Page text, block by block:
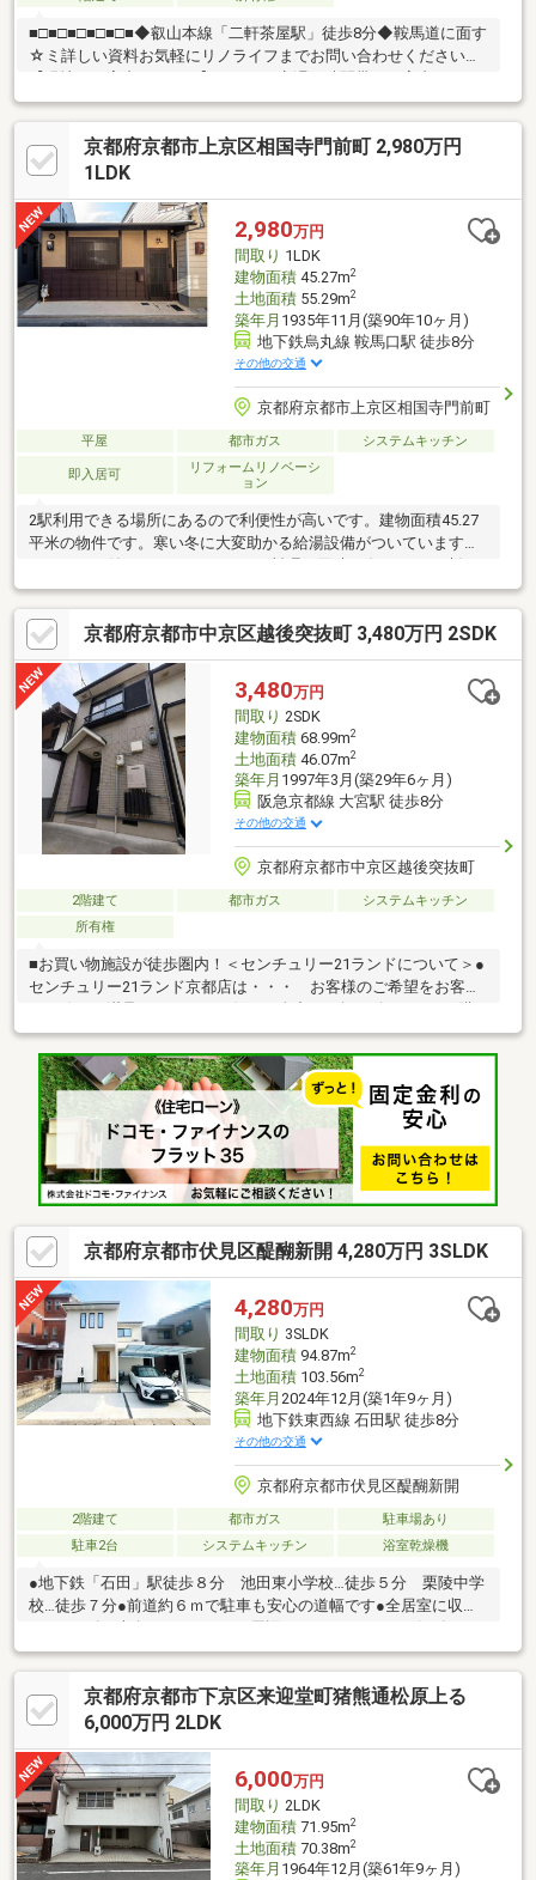
■□■□■□■□■□■◆叡山本線「二軒茶屋駅」徒歩8分◆鞍馬道に面す
☆ミ詳しい資料お気軽にリノライフまでお問い合わせください
能・ご自宅や最寄り駅などご指定の場所まで送迎します・経験豊
富なスタッフが物件詳細を丁寧にご説明いたします・◆頭金０
円、フルローン可！住宅ローンアドバイザーがしっかりサポート
いたします☆ご予約・物件詳細のお問合せ先☆センチュリー２１
学校…徒歩24分（約1926ｍ）
京都府京都市上京区相国寺門前町 2,980万円
1LDK
2,980万円
間取り 1LDK
建物面積45.27m2
土地面積55.29m2
築年月 1935年11月(築90年10ヶ月)
地下鉄烏丸線 鞍馬口駅 徒歩8分
その他の交通
京都府京都市上京区相国寺門前町
平屋 都市ガス システムキッチン
即入居可
リフォームリノベーシ
ョン
2駅利用できる場所にあるので利便性が高いです。建物面積45.27
平米の物件です。寒い冬に大変助かる給湯設備がついています。3
つながります。大事な判断基準でもある購入価格が、2980万円の
物件です。使いやすくおしゃれでニーズの高いシステムキッチン
付きの物件です。広めの1LDKの物件で、ゆったり暮らせる嬉しい
物件です。
京都府京都市中京区越後突抜町 3,480万円 2SDK
3,480万円
間取り 2SDK
建物面積68.99m2
土地面積46.07m2
築年月 1997年3月(築29年6ヶ月)
阪急京都線 大宮駅 徒歩8分
その他の交通
京都府京都市中京区越後突抜町
2階建て 都市ガス
システムキッチン
所有権
■お買い物施設が徒歩圏内！＜センチュリー21ランドについて＞●
センチュリー21ランド京都店は・・・ お客様のご希望をお客様
入・売却・ローンのご相談など、些細なことでもお気軽にご相談
下さいませ！●リフォームのご相談も承っております。○京阪鴨東
線 「出町柳」駅 徒歩約6分○京都市営地下鉄烏丸線 「今出川」駅
徒歩約10分○営業時間：10：00～20：00（火曜日・水曜日定休日
※祝日は営業）事前にご連絡いただけますと、スムーズにご案内
が可能です。ご連絡お待ちしております！
京都府京都市伏見区醍醐新開 4,280万円 3SLDK
4,280万円
間取り 3SLDK
建物面積94.87m2
土地面積103.56m2
築年月 2024年12月(築1年9ヶ月)
地下鉄東西線 石田駅 徒歩8分
その他の交通
京都府京都市伏見区醍醐新開
2階建て 都市ガス
駐車場あり
駐車2台
システムキッチン 浴室乾燥機
●地下鉄「石田」駅徒歩８分 池田東小学校…徒歩５分 栗陵中学
校…徒歩７分●前道約６ｍで駐車も安心の道幅です●全居室に収納
スペース有●南向きバルコニー●周辺にスーパー・コンビニ有 コ
ープ…徒歩４分 ローソン…徒歩４分
京都府京都市下京区来迎堂町猪熊通松原上る
6,000万円 2LDK
6,000万円
間取り 2LDK
建物面積71.95m2
土地面積70.38m2
築年月 1964年12月(築61年9ヶ月)